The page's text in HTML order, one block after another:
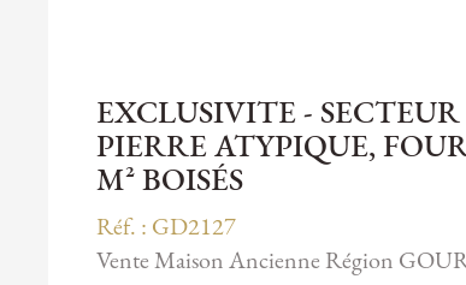
EXCLUSIVITE -
PIERRE ATYPIQUE,
M² BOISÉS
Réf. : GD2127
Vente Maison Ancienne Région